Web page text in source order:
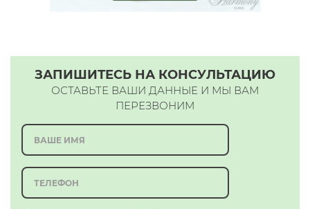
ЗАПИШИТЕСЬ НА КОНСУЛЬТАЦИЮ
ОСТАВЬТЕ ВАШИ ДАННЫЕ И МЫ ВАМ
ПЕРЕЗВОНИМ